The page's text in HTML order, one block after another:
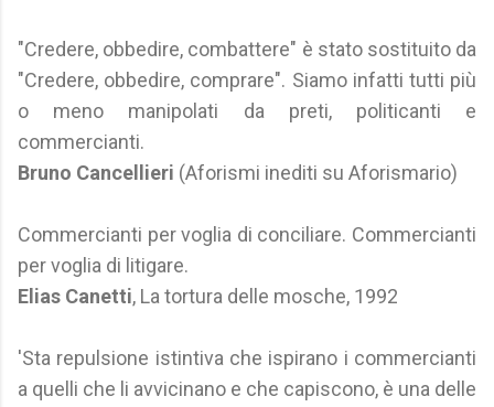
"Credere, obbedire, combattere" è stato sostituito da
"Credere, obbedire, comprare". Siamo infatti tutti più
o meno manipolati da preti, politicanti e
commercianti.
Bruno Cancellieri (Aforismi inediti su Aforismario)
Commercianti per voglia di conciliare. Commercianti
per voglia di litigare.
Elias Canetti, La tortura delle mosche, 1992
'Sta repulsione istintiva che ispirano i commercianti
a quelli che li avvicinano e che capiscono, è una delle